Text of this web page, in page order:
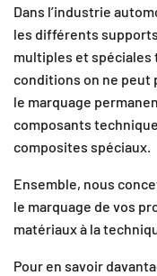
Dans l’industrie
les différents
multiples et
conditions on ne peut
le marquage
composants
composites spéciaux.
Ensemble, nous
le marquage de vos
matériaux à la
Pour en savoir